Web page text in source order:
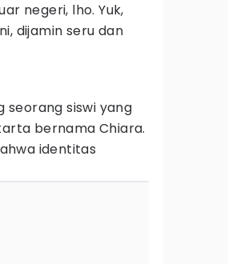
negeri, lho. Yuk,
dijamin seru dan
siswi yang
bernama Chiara.
identitas